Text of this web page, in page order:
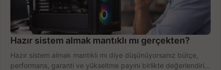
Hazır sistem almak mantıklı mı gerçekten?
Hazır sistem almak mantıklı mı diye düşünüyorsanız bütçe,
performans, garanti ve yükseltme payını birlikte değerlendirin,